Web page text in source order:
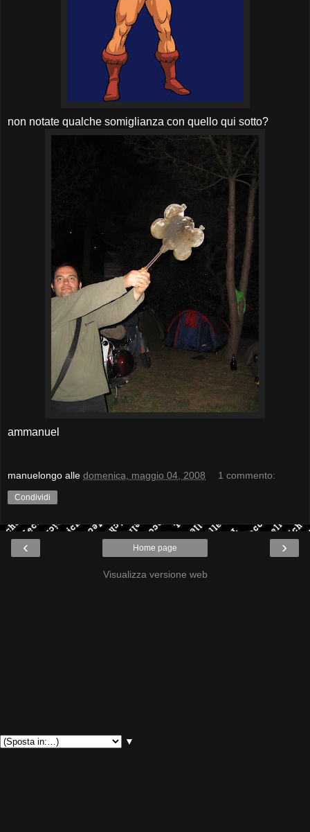
non notate qualche somiglianza con quello qui sotto?
ammanuel
manuelongo alle domenica, maggio 04, 2008 1 commento:
Condividi
‹ ›
Home page
Visualizza versione web
▼